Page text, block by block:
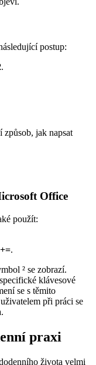
postup:
.
jak napsat
Office
použít:
+=.
² se zobrazí.
klávesové
se s těmito
při práci se
praxi
života velmi